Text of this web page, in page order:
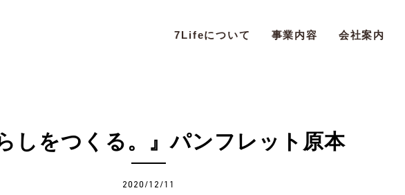
7Lifeについて 事業内容 会社案内
らしをつくる。』パンフレット原本
2020/12/11